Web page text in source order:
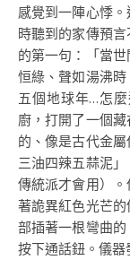
感覺到一陣心悸
時聽到的家傳預
的第一句：「當
恒綠、聲如湯沸
五個地球年…怎
廚，打開了一個
的、像是古代金
三油四辣五蒜泥
傳統派才會用）
著詭異紅色光芒
部插著一根彎曲
按下通話鈕。儀